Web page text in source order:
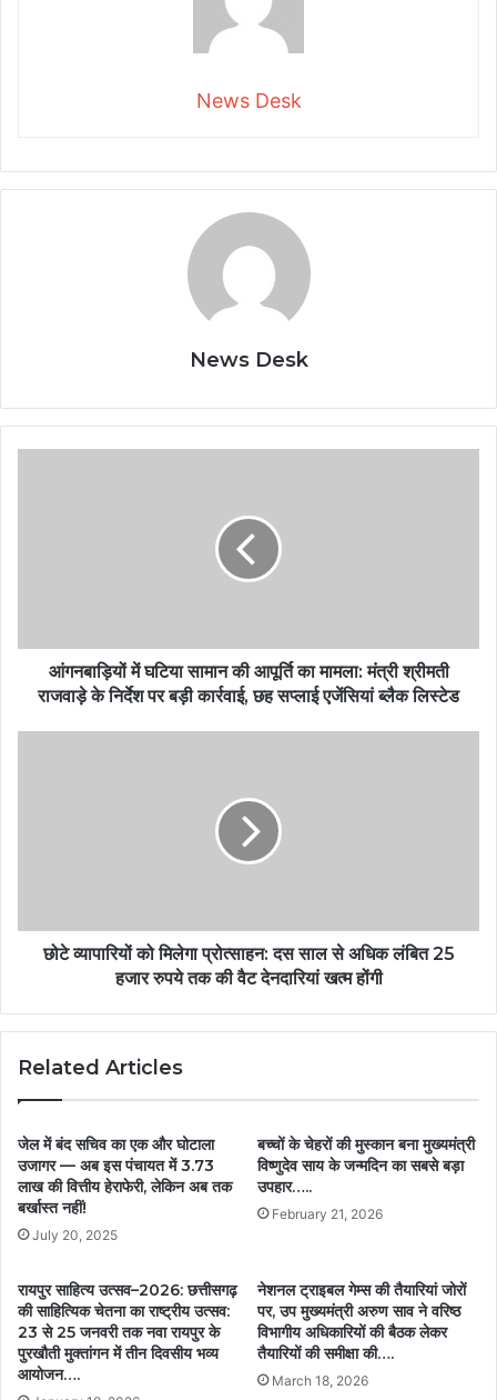
News Desk
News Desk
आंगनबाड़ियों में घटिया सामान की आपूर्ति का मामला: मंत्री श्रीमती
राजवाड़े के निर्देश पर बड़ी कार्रवाई, छह सप्लाई एजेंसियां ब्लैक लिस्टेड
छोटे व्यापारियों को मिलेगा प्रोत्साहन: दस साल से अधिक लंबित 25
हजार रुपये तक की वैट देनदारियां खत्म होंगी
Related Articles
जेल में बंद सचिव का एक और घोटाला
उजागर — अब इस पंचायत में 3.73
लाख की वित्तीय हेराफेरी, लेकिन अब तक
बर्खास्त नहीं!
July 20, 2025
बच्चों के चेहरों की मुस्कान बना मुख्यमंत्री
विष्णुदेव साय के जन्मदिन का सबसे बड़ा
उपहार…..
February 21, 2026
रायपुर साहित्य उत्सव–2026: छत्तीसगढ़
की साहित्यिक चेतना का राष्ट्रीय उत्सव:
23 से 25 जनवरी तक नवा रायपुर के
पुरखौती मुक्तांगन में तीन दिवसीय भव्य
आयोजन….
नेशनल ट्राइबल गेम्स की तैयारियां जोरों
पर, उप मुख्यमंत्री अरुण साव ने वरिष्ठ
विभागीय अधिकारियों की बैठक लेकर
तैयारियों की समीक्षा की….
March 18, 2026